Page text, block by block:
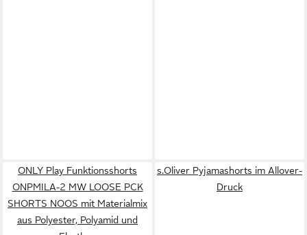
ONLY Play Funktionsshorts
ONPMILA-2 MW LOOSE PCK
SHORTS NOOS mit Materialmix
aus Polyester, Polyamid und
s.Oliver Pyjamashorts im Allover-
Druck